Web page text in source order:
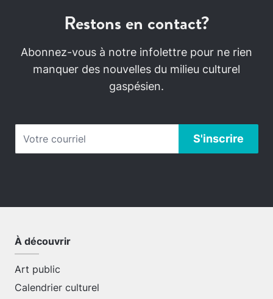
Restons en contact?
Abonnez-vous à notre infolettre pour ne rien
manquer des nouvelles du milieu culturel
gaspésien.
À découvrir
Art public
Calendrier culturel